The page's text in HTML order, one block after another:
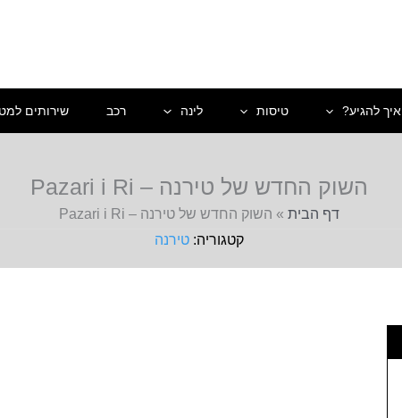
איך להגיע? טיסות לינה רכב שירותים
השוק החדש של טירנה – Pazari i Ri
דף הבית » השוק החדש של טירנה – Pazari i Ri
טירנה